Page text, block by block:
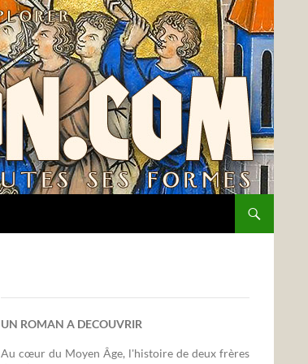
UN ROMAN A DECOUVRIR
Au cœur du Moyen Âge, l'histoire de deux frères